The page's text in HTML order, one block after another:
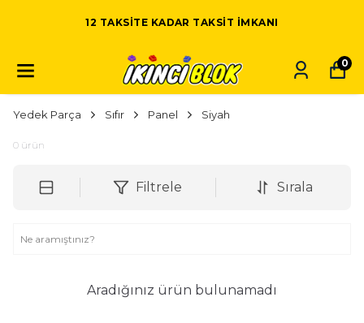
12 TAKSITE KADAR TAKSIT IMKANI
0
Yedek Parça Sıfır Panel Siyah
0 ürün
Filtrele Sırala
Aradığınız ürün bulunamadı